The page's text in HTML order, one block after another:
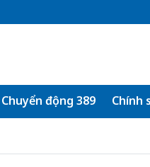
Chuyển động 389 Chính